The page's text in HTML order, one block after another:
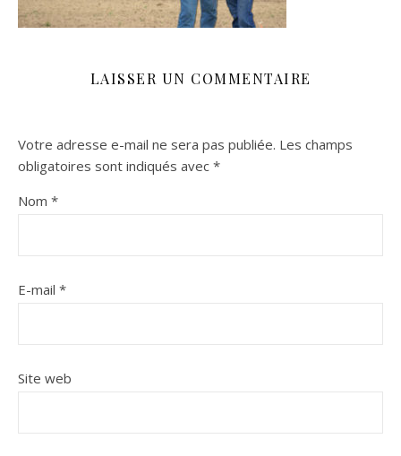
LAISSER UN COMMENTAIRE
Votre adresse e-mail ne sera pas publiée. Les champs
obligatoires sont indiqués avec *
Nom *
E-mail *
Site web